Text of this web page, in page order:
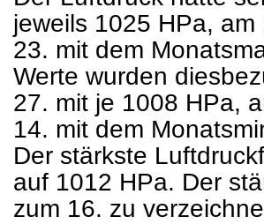
jeweils 1025 HPa,
23. mit dem
Werte wurden
27. mit je 1008 HPa,
14. mit dem
Der stärkste
auf 1012 HPa. Der
zum 16. zu